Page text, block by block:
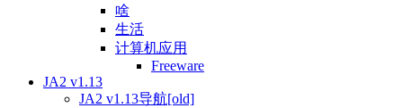
啥
生活
计算机应用
Freeware
JA2 v1.13
JA2 v1.13导航[old]